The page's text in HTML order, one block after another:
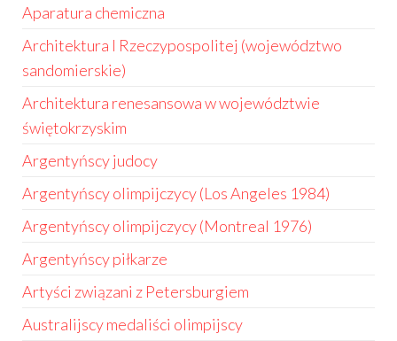
Aparatura chemiczna
Architektura I Rzeczypospolitej (województwo
sandomierskie)
Architektura renesansowa w województwie
świętokrzyskim
Argentyńscy judocy
Argentyńscy olimpijczycy (Los Angeles 1984)
Argentyńscy olimpijczycy (Montreal 1976)
Argentyńscy piłkarze
Artyści związani z Petersburgiem
Australijscy medaliści olimpijscy